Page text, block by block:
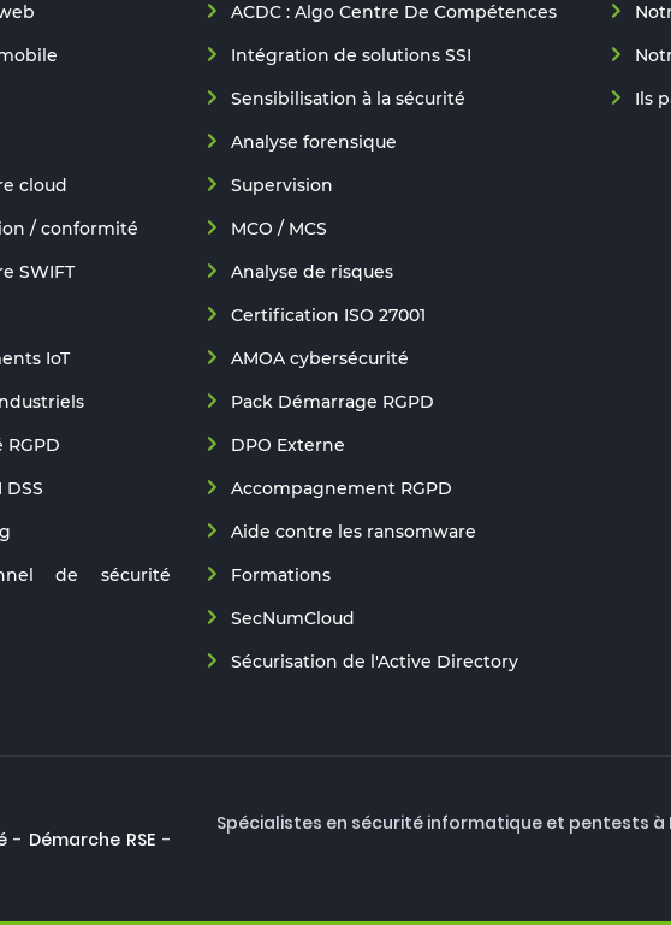
cloud
/ conformité
SWIFT
IoT
de sécurité
ACDC : Algo Centre De Compétences
Intégration de solutions SSI
Sensibilisation à la sécurité
Analyse forensique
Supervision
MCO / MCS
Analyse de risques
Certification ISO 27001
AMOA cybersécurité
Pack Démarrage RGPD
DPO Externe
Accompagnement RGPD
Aide contre les ransomware
Formations
SecNumCloud
Sécurisation de l'Active Directory
Ils
- Démarche RSE -
Spécialistes en sécurité informatique et pentests à